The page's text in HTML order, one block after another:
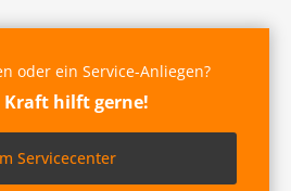
oder ein Service-Anliegen?
Kraft hilft gerne!
Servicecenter